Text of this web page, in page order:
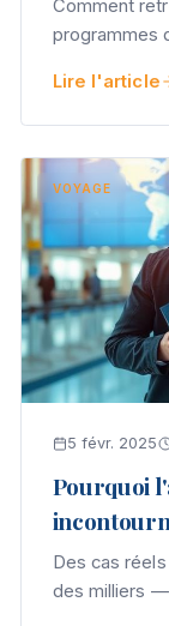
Comment
programmes
Lire l'article
VOYAGE
5 févr. 2025
Pourquoi
Des cas
des milliers